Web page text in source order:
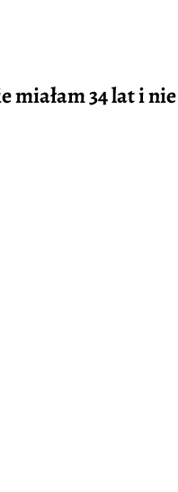
miałam 34 lat i